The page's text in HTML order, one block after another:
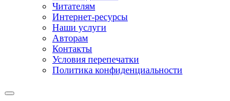
Читателям
Интернет-ресурсы
Наши услуги
Авторам
Контакты
Условия перепечатки
Политика конфиденциальности